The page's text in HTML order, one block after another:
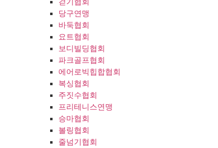
당구연맹
바둑협회
요트협회
보디빌딩협회
파크골프협회
에어로빅힙합협회
복싱협회
주짓수협회
프리테니스연맹
승마협회
볼링협회
줄넘기협회